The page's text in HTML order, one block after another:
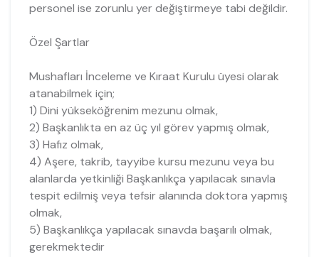
personel ise zorunlu yer değiştirmeye tabi değildir.
Özel Şartlar
Mushafları İnceleme ve Kıraat Kurulu üyesi olarak
atanabilmek için;
1) Dini yükseköğrenim mezunu olmak,
2) Başkanlıkta en az üç yıl görev yapmış olmak,
3) Hafız olmak,
4) Aşere, takrib, tayyibe kursu mezunu veya bu
alanlarda yetkinliği Başkanlıkça yapılacak sınavla
tespit edilmiş veya tefsir alanında doktora yapmış
olmak,
5) Başkanlıkça yapılacak sınavda başarılı olmak,
gerekmektedir